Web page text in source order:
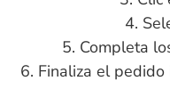
4.
5. Completa
6. Finaliza el